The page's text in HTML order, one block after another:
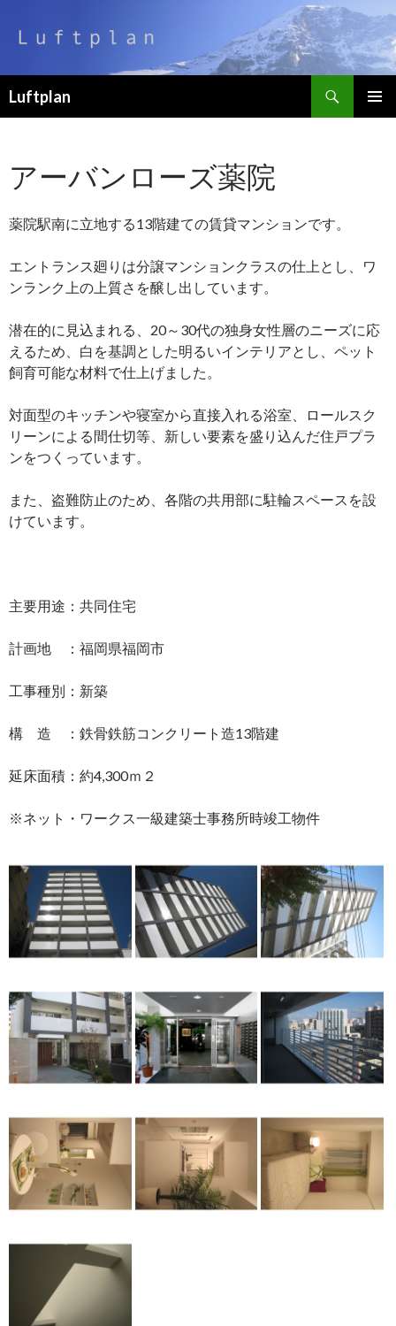
Luftplan
索
ン
ツ
移
アーバンローズ薬院
薬院駅南に立地する13階建ての賃貸マンションです。
エントランス廻りは分譲マンションクラスの仕上とし、ワ
ンランク上の上質さを醸し出しています。
潜在的に見込まれる、20～30代の独身女性層のニーズに応
えるため、白を基調とした明るいインテリアとし、ペット
飼育可能な材料で仕上げました。
対面型のキッチンや寝室から直接入れる浴室、ロールスク
リーンによる間仕切等、新しい要素を盛り込んだ住戸プラ
ンをつくっています。
また、盗難防止のため、各階の共用部に駐輪スペースを設
けています。
主要用途：共同住宅
計画地 ：福岡県福岡市
工事種別：新築
構 造 ：鉄骨鉄筋コンクリート造13階建
延床面積：約4,300ｍ２
※ネット・ワークス一級建築士事務所時竣工物件